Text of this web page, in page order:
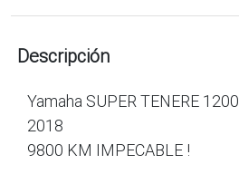
Descripción
Yamaha SUPER TENERE 1200
2018
9800 KM IMPECABLE !